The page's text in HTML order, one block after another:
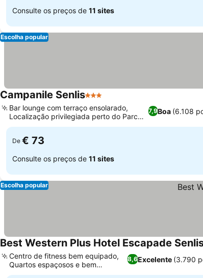
Consulte os preços de 11 sites
Escolha popular
Campanile Senlis3 Estrelas
7,9Boa (6.108
Bar lounge com terraço ensolarado,
Localização privilegiada perto do Parc
Astérix
De € 73
Consulte os preços de 11 sites
Escolha popular
Best Western Plus Hotel Escapade
8,6Excelente (3.790
Centro de fitness bem equipado,
Quartos espaçosos e bem
equipados